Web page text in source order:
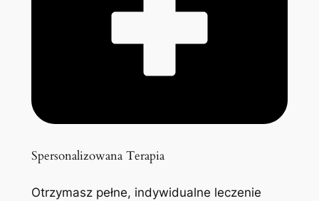
Spersonalizowana Terapia
Otrzymasz pełne, indywidualne leczenie